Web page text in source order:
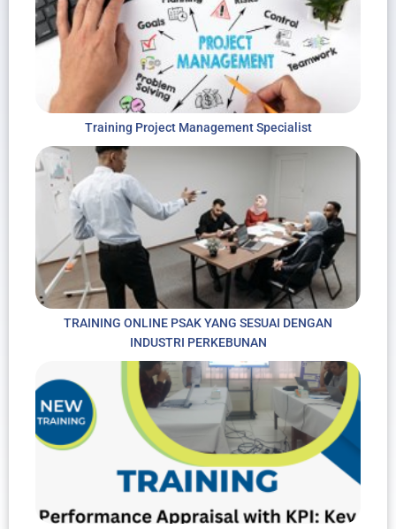
Training Project Management Specialist
TRAINING ONLINE PSAK YANG SESUAI DENGAN
INDUSTRI PERKEBUNAN